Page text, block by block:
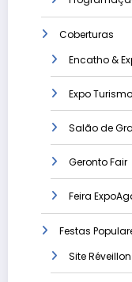
Coberturas
Encatho &
Expo
Salão de
Geronto Fair
Feira
Festas
Site